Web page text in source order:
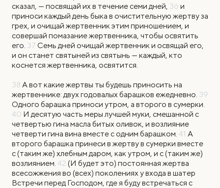
сказал, — посвящай их в течение семи дней, 36 и
приноси каждый день быка в очистительную жертву за
грех, и очищай жертвенник этим приношением, и
совершай помазание жертвенника, чтобы освятить
его. 37 Семь дней очищай жертвенник и освящай его,
и он станет святыней из святынь — каждый, кто
коснется жертвенника, освятится.
38 А вот какие жертвы ты будешь приносить на
жертвеннике: двух годовалых барашков ежедневно. 39
Одного барашка приноси утром, а второго в сумерки.
40 И десятую часть меры лучшей муки, смешанной с
четвертью гина масла битых оливок, и возлияние
четверти гина вина вместе с одним барашком. 41 А
второго барашка принеси в жертву в сумерки вместе
с (таким же) хлебным даром, как утром, и с (таким же)
возлиянием. 42 (И будет это) постоянная жертва
всесожжения во (всех) поколениях у входа в шатер
Встречи перед Господом, где я буду встречаться с